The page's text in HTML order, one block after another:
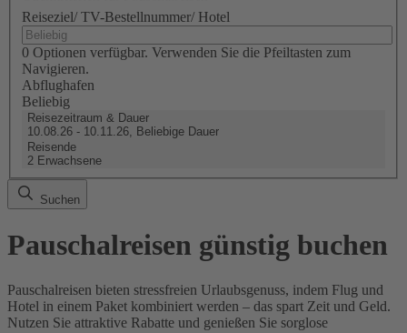
Reiseziel/ TV-Bestellnummer/ Hotel
0 Optionen verfügbar. Verwenden Sie die Pfeiltasten zum
Navigieren.
Abflughafen
Beliebig
Reisezeitraum & Dauer
10.08.26 - 10.11.26, Beliebige Dauer
Reisende
2 Erwachsene
Suchen
Pauschalreisen günstig buchen
Pauschalreisen bieten stressfreien Urlaubsgenuss, indem Flug und
Hotel in einem Paket kombiniert werden – das spart Zeit und Geld.
Nutzen Sie attraktive Rabatte und genießen Sie sorglose